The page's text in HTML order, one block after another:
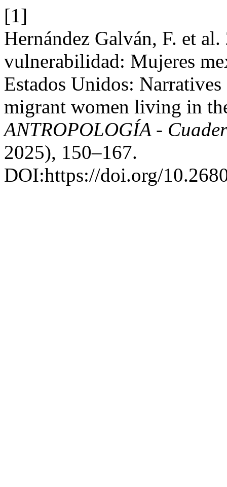
[1]
Hernández Galván, F. et
vulnerabilidad: Mujeres
Estados Unidos:
migrant women living in
ANTROPOLOGÍA -
2025), 150–167.
DOI:https://doi.org/